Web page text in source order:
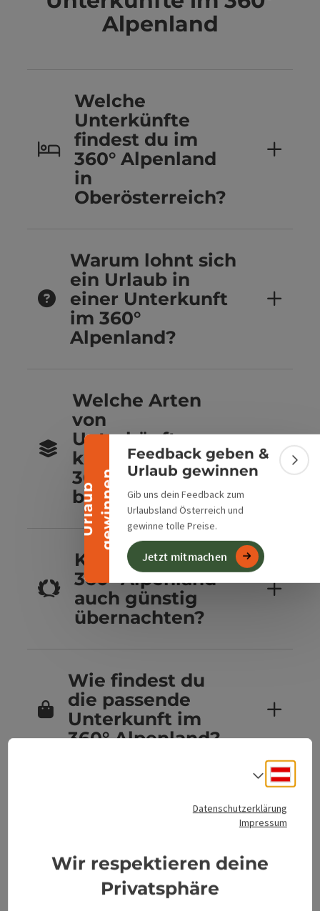
U
r
l
a
u
b
g
e
w
i
n
n
en
Banner einklappen
Feedback geben &
Urlaub gewinnen
Gib uns dein Feedback zum
Urlaubsland Österreich und
gewinne tolle Preise.
Jetzt mitmachen
Alpenland
Welche
Unterkünfte
findest du im
360° Alpenland
in
Oberösterreich?
Warum lohnt sich
ein Urlaub in
einer Unterkunft
im 360°
Alpenland?
Welche Arten
von
Unterkünften
kannst du im
360° Alpenland
buchen?
Kannst du im
360° Alpenland
auch günstig
übernachten?
Wie findest du
die passende
Unterkunft im
360° Alpenland?
Sind Hunde in
360° Alpenland
erlaubt?
Datenschutzerklärung
Impressum
Wir respektieren deine
Privatsphäre